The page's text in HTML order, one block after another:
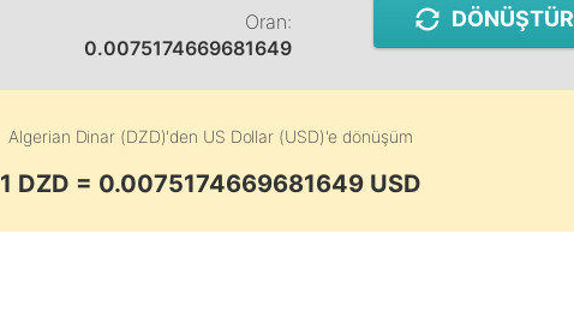
Oran:
0.0075174669681649
DÖNÜŞTÜR
Algerian Dinar (DZD)'den US Dollar (USD)'e dönüşüm
1 DZD = 0.0075174669681649 USD